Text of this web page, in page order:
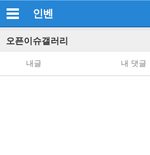
인벤
오픈이슈갤러리
내글 내 댓글